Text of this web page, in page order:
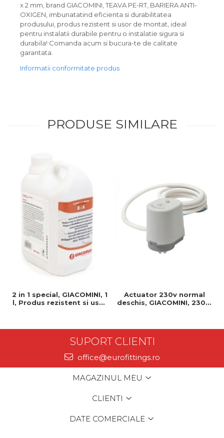
x 2 mm, brand GIACOMINI, TEAVA PE-RT, BARIERA ANTI-
OXIGEN, imbunatatind eficienta si durabilitatea
produsului, produs rezistent si usor de montat, ideal
pentru instalatii durabile pentru o instalatie sigura si
durabila! Comanda acum si bucura-te de calitate
garantata.
Informatii conformitate produs
PRODUSE SIMILARE
2 in 1 special, GIACOMINI, 1
l, Produs rezistent si usor
Actuator 230v normal
deschis, GIACOMINI, 230v,
SUPORT CLIENTI
office@eurofittings.ro
MAGAZINUL MEU
CLIENTI
DATE COMERCIALE